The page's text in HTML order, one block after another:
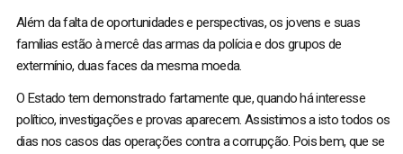
Além da falta de oportunidades e perspectivas, os jovens e suas
famílias estão à mercê das armas da polícia e dos grupos de
extermínio, duas faces da mesma moeda.
O Estado tem demonstrado fartamente que, quando há interesse
político, investigações e provas aparecem. Assistimos a isto todos os
dias nos casos das operações contra a corrupção. Pois bem, que se